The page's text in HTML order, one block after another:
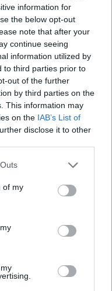
information for
the below opt-out
note that after your
continue seeing
information utilized by
to third parties prior to
out of the further
by third parties on the
This information may
on the IAB’s List of
disclose it to other
one or more Google
You may click to
its third-party tags to
in below Google
of mymegkéselte anyját